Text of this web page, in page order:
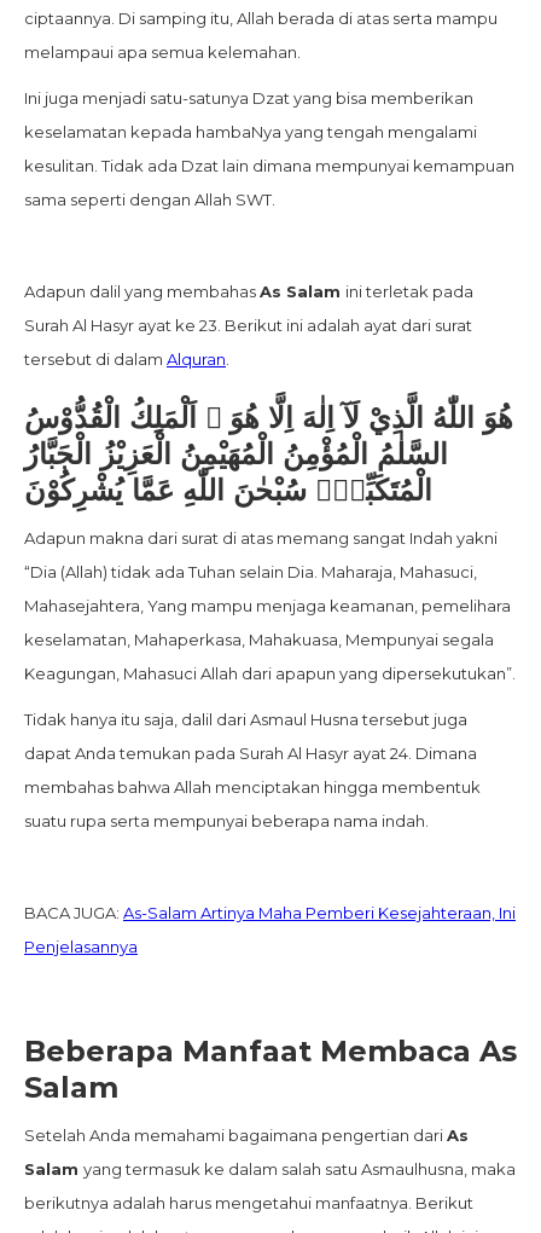
ciptaannya. Di samping itu, Allah berada di atas serta mampu
melampaui apa semua kelemahan.
Ini juga menjadi satu-satunya Dzat yang bisa memberikan
keselamatan kepada hambaNya yang tengah mengalami
kesulitan. Tidak ada Dzat lain dimana mempunyai kemampuan
sama seperti dengan Allah SWT.
Adapun dalil yang membahasAs Salam ini terletak pada
Surah Al Hasyr ayat ke 23. Berikut ini adalah ayat dari surat
tersebut di dalam Alquran
هُوَ اللّٰهُ الَّذِيْ لَآ اِلٰهَ اِلَّا هُوَ ۚ اَلْمَلِكُ الْقُدُّوْسُ
السَّلٰمُ الْمُؤْمِنُ الْمُهَيْمِنُ الْعَزِيْزُ الْجَبَّارُ
الْمُتَكَبِّرُۗ سُبْحٰنَ اللّٰهِ عَمَّا يُشْرِكُوْنَ
Adapun makna dari surat di atas memang sangat Indah yakni
“Dia (Allah) tidak ada Tuhan selain Dia. Maharaja, Mahasuci,
Mahasejahtera, Yang mampu menjaga keamanan, pemelihara
keselamatan, Mahaperkasa, Mahakuasa, Mempunyai segala
Keagungan, Mahasuci Allah dari apapun yang dipersekutukan”.
Tidak hanya itu saja, dalil dari Asmaul Husna tersebut juga
dapat Anda temukan pada Surah Al Hasyr ayat 24. Dimana
membahas bahwa Allah menciptakan hingga membentuk
suatu rupa serta mempunyai beberapa nama indah.
BACA JUGA: As-Salam Artinya Maha Pemberi Kesejahteraan, Ini
Penjelasannya
Beberapa Manfaat Membaca As
Salam
Setelah Anda memahami bagaimana pengertian dariAs
Salam yang termasuk ke dalam salah satu Asmaulhusna, maka
berikutnya adalah harus mengetahui manfaatnya. Berikut